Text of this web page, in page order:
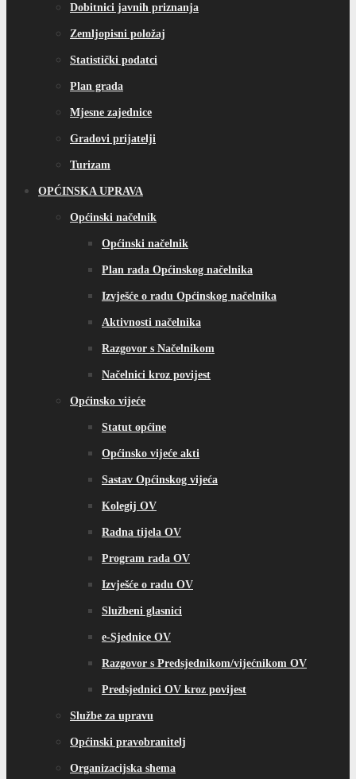
Dobitnici javnih priznanja
Zemljopisni položaj
Statistički podatci
Plan grada
Mjesne zajednice
Gradovi prijatelji
Turizam
OPĆINSKA UPRAVA
Općinski načelnik
Općinski načelnik
Plan rada Općinskog načelnika
Izvješće o radu Općinskog načelnika
Aktivnosti načelnika
Razgovor s Načelnikom
Načelnici kroz povijest
Općinsko vijeće
Statut općine
Općinsko vijeće akti
Sastav Općinskog vijeća
Kolegij OV
Radna tijela OV
Program rada OV
Izvješće o radu OV
Službeni glasnici
e-Sjednice OV
Razgovor s Predsjednikom/vijećnikom OV
Predsjednici OV kroz povijest
Službe za upravu
Općinski pravobranitelj
Organizacijska shema